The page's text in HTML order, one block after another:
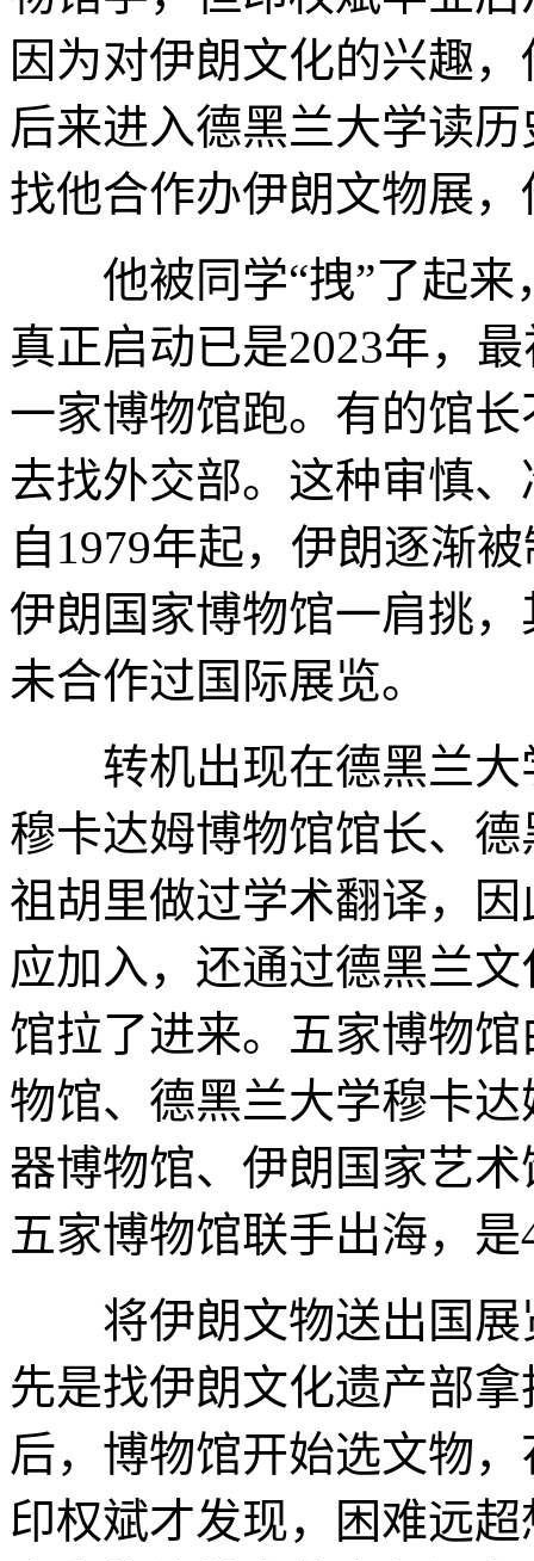
因为对伊朗文化的兴趣
后来进入德黑兰大学读
找他合作办伊朗文物展
他被同学“拽”了起来
真正启动已是2023年，
一家博物馆跑。有的馆
去找外交部。这种审慎
自1979年起，伊朗逐渐
伊朗国家博物馆一肩挑
未合作过国际展览。
转机出现在德黑兰大
穆卡达姆博物馆馆长、
祖胡里做过学术翻译，
应加入，还通过德黑兰
馆拉了进来。五家博物馆
物馆、德黑兰大学穆卡
器博物馆、伊朗国家艺
五家博物馆联手出海，
将伊朗文物送出国展
先是找伊朗文化遗产部
后，博物馆开始选文物
印权斌才发现，困难远